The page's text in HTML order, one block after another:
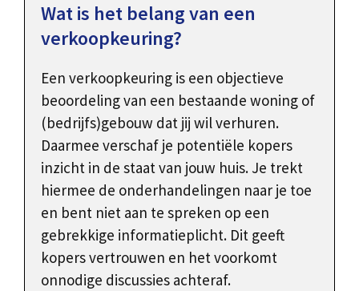
Wat is het belang van een
verkoopkeuring?
Een verkoopkeuring is een objectieve
beoordeling van een bestaande woning of
(bedrijfs)gebouw dat jij wil verhuren.
Daarmee verschaf je potentiële kopers
inzicht in de staat van jouw huis. Je trekt
hiermee de onderhandelingen naar je toe
en bent niet aan te spreken op een
gebrekkige informatieplicht. Dit geeft
kopers vertrouwen en het voorkomt
onnodige discussies achteraf.